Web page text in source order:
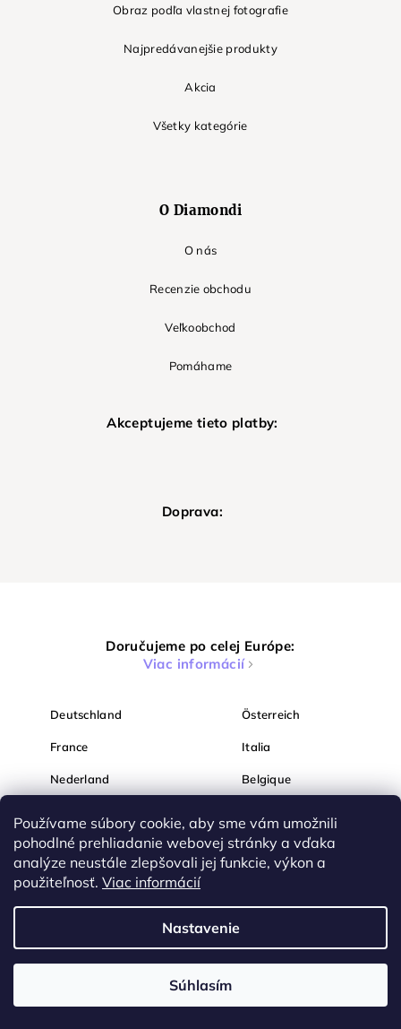
Používame súbory cookie, aby sme vám umožnili
pohodlné prehliadanie webovej stránky a vďaka
analýze neustále zlepšovali jej funkcie, výkon a
použiteľnosť. Viac informácií
Nastavenie
Súhlasím
Obraz podľa vlastnej fotografie
Najpredávanejšie produkty
Akcia
Všetky kategórie
O Diamondi
O nás
Recenzie obchodu
Veľkoobchod
Pomáhame
Akceptujeme tieto platby:
Doprava:
Doručujeme po celej Európe:
Viac informácií
Deutschland Österreich
France Italia
Nederland Belgique
România България
Hrvatska Slovenija